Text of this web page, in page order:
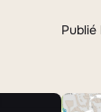
Publié